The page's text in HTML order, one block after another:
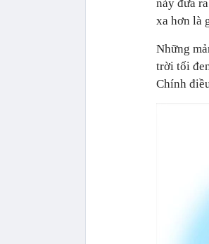
này đưa
xa hơn là
Những
trời tối
Chính